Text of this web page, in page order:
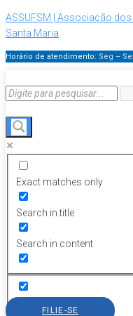
ASSUFSM | Associação
Santa Maria
Horário de atendimento: Seg –
Exact matches only
Search in title
Search in content
FILIE-SE